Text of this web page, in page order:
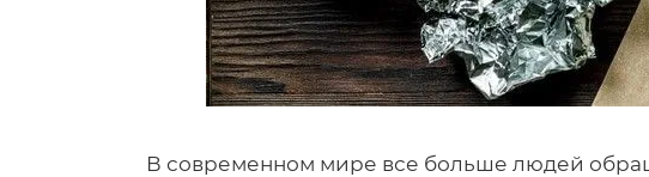
В современном мире все больше людей